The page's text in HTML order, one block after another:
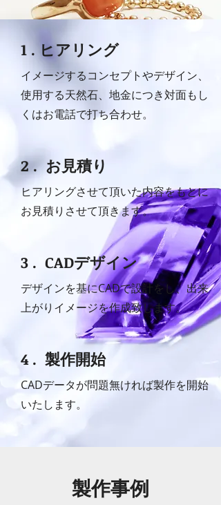
1 . ヒアリング
イメージするコンセプトやデザイン、
使用する天然石、地金につき対面もし
くはお電話で打ち合わせ。
2 . お見積り
ヒアリングさせて頂いた内容をもとに
お見積りさせて頂きます。
3 . CADデザイン
デザインを基にCADで設計をし、出来
上がりイメージ​を作成致します。
4 . 製作開始
CADデータが問題無ければ製作を開始
いたします。
​製作事例